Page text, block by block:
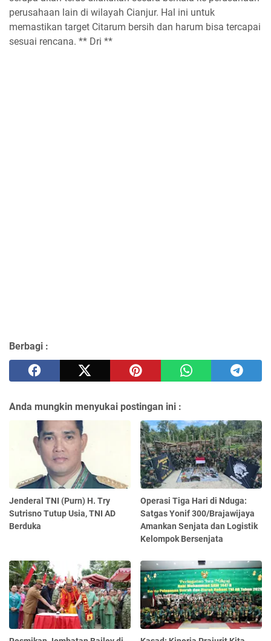
perusahaan lain di wilayah Cianjur. Hal ini untuk
memastikan target Citarum bersih dan harum bisa tercapai
sesuai rencana. ** Dri **
Berbagi :
Anda mungkin menyukai postingan ini :
Jenderal TNI (Purn) H. Try
Sutrisno Tutup Usia, TNI AD
Berduka
Operasi Tiga Hari di Nduga:
Satgas Yonif 300/Brajawijaya
Amankan Senjata dan Logistik
Kelompok Bersenjata